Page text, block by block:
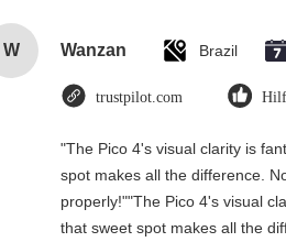
W Wanzan Brazil
trustpilot.com
"The Pico 4's visual clarity is
spot makes all the difference.
properly!""The Pico 4's visual
that sweet spot makes all the